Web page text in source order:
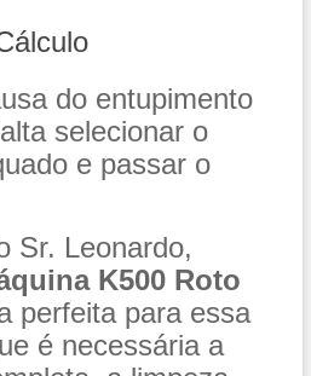
do entupimento
selecionar o
e passar o
Sr. Leonardo,
K500 Roto
perfeita para essa
é necessária a